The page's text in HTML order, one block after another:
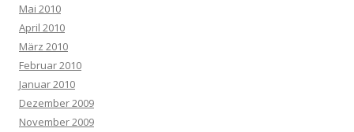
Mai 2010
April 2010
März 2010
Februar 2010
Januar 2010
Dezember 2009
November 2009